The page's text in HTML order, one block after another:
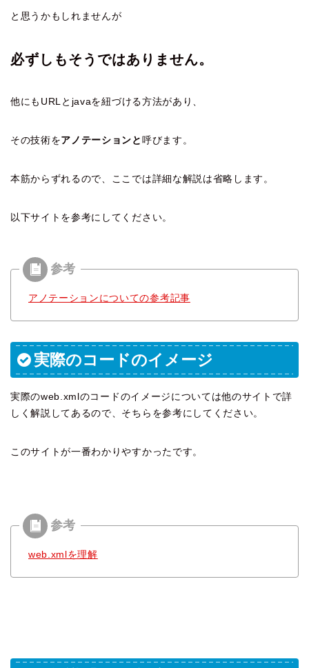
と思うかもしれませんが
必ずしもそうではありません。
他にもURLとjavaを紐づける方法があり、
その技術をアノテーションと 呼びます。
本筋からずれるので、ここでは詳細な解説は省略します。
以下サイトを参考にしてください。
アノテーションについての参考記事
実際のコードのイメージ
実際のweb.xmlのコードのイメージについては他のサイトで詳
しく解説してあるので、そちらを参考にしてください。
このサイトが一番わかりやすかったです。
web.xmlを理解